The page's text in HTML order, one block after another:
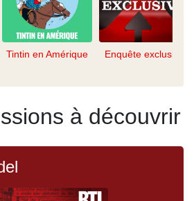
Tintin en Amérique Enquête exclusive
à découvrir